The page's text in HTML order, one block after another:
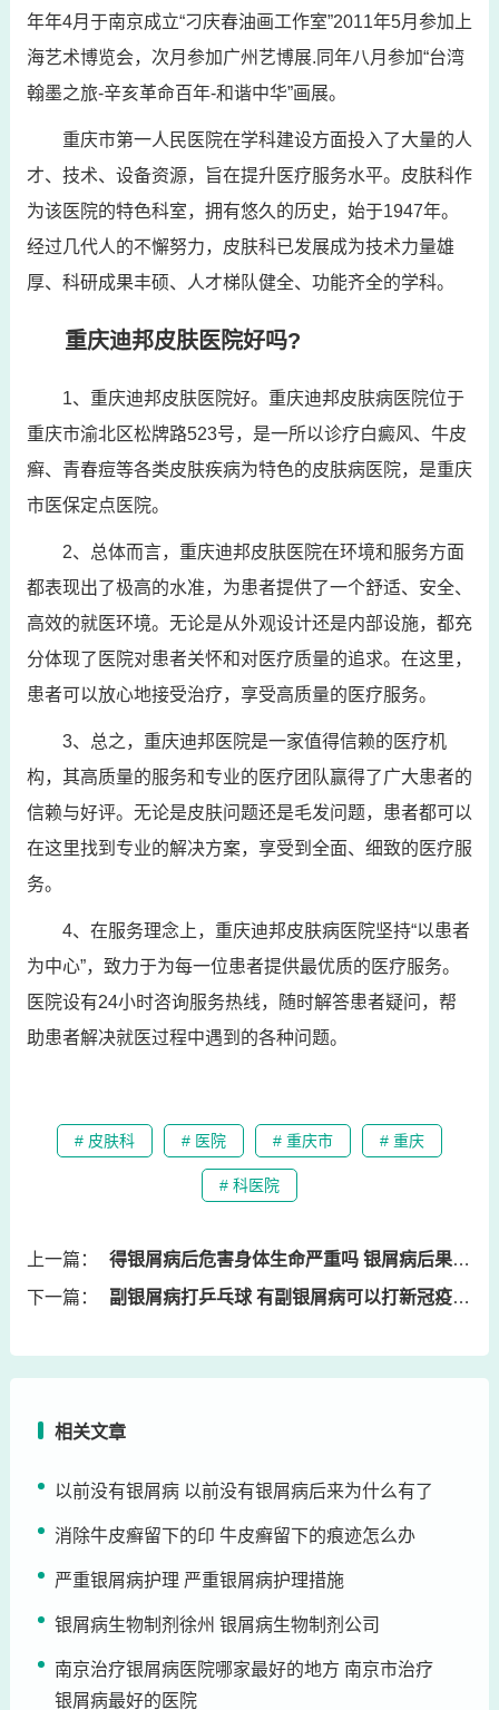
年年4月于南京成立“刁庆春油画工作室”2011年5月参加上
海艺术博览会，次月参加广州艺博展.同年八月参加“台湾
翰墨之旅-辛亥革命百年-和谐中华”画展。
重庆市第一人民医院在学科建设方面投入了大量的人
才、技术、设备资源，旨在提升医疗服务水平。皮肤科作
为该医院的特色科室，拥有悠久的历史，始于1947年。
经过几代人的不懈努力，皮肤科已发展成为技术力量雄
厚、科研成果丰硕、人才梯队健全、功能齐全的学科。
重庆迪邦皮肤医院好吗?
1、重庆迪邦皮肤医院好。重庆迪邦皮肤病医院位于
重庆市渝北区松牌路523号，是一所以诊疗白癜风、牛皮
癣、青春痘等各类皮肤疾病为特色的皮肤病医院，是重庆
市医保定点医院。
2、总体而言，重庆迪邦皮肤医院在环境和服务方面
都表现出了极高的水准，为患者提供了一个舒适、安全、
高效的就医环境。无论是从外观设计还是内部设施，都充
分体现了医院对患者关怀和对医疗质量的追求。在这里，
患者可以放心地接受治疗，享受高质量的医疗服务。
3、总之，重庆迪邦医院是一家值得信赖的医疗机
构，其高质量的服务和专业的医疗团队赢得了广大患者的
信赖与好评。无论是皮肤问题还是毛发问题，患者都可以
在这里找到专业的解决方案，享受到全面、细致的医疗服
务。
4、在服务理念上，重庆迪邦皮肤病医院坚持“以患者
为中心”，致力于为每一位患者提供最优质的医疗服务。
医院设有24小时咨询服务热线，随时解答患者疑问，帮
助患者解决就医过程中遇到的各种问题。
# 皮肤科 # 医院 # 重庆市 # 重庆
# 科医院
上一篇：
得银屑病后危害身体生命严重吗 银屑病后果严重是什么
下一篇：
副银屑病打乒乓球 有副银屑病可以打新冠疫苗吗
相关文章
以前没有银屑病 以前没有银屑病后来为什么有了
消除牛皮癣留下的印 牛皮癣留下的痕迹怎么办
严重银屑病护理 严重银屑病护理措施
银屑病生物制剂徐州 银屑病生物制剂公司
南京治疗银屑病医院哪家最好的地方 南京市治疗
银屑病最好的医院